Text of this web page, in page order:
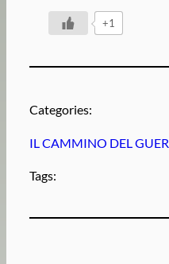
+1
Categories:
IL CAMMINO DEL
Tags: